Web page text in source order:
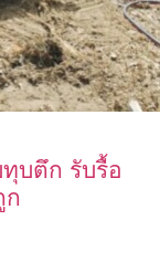
บตึก รับรื้อ
ก